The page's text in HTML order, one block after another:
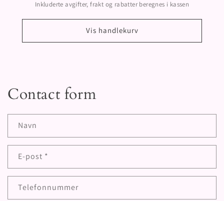
Inkluderte avgifter, frakt og rabatter beregnes i kassen
Vis handlekurv
Contact form
Navn
E-post *
Telefonnummer